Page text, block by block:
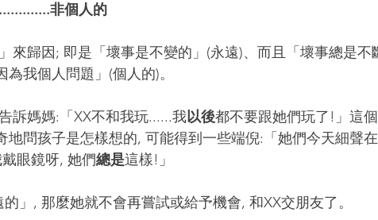
非個人的
我個人問題」(個人的)。
訴媽媽:「XX不和我玩......我以後都不要跟她們玩了!」這個
地問孩子是怎樣想的, 可能得到一些端倪:「她們今天細聲在
眼鏡呀, 她們總是這樣!」
」, 那麼她就不會再嘗試或給予機會, 和XX交朋友了。